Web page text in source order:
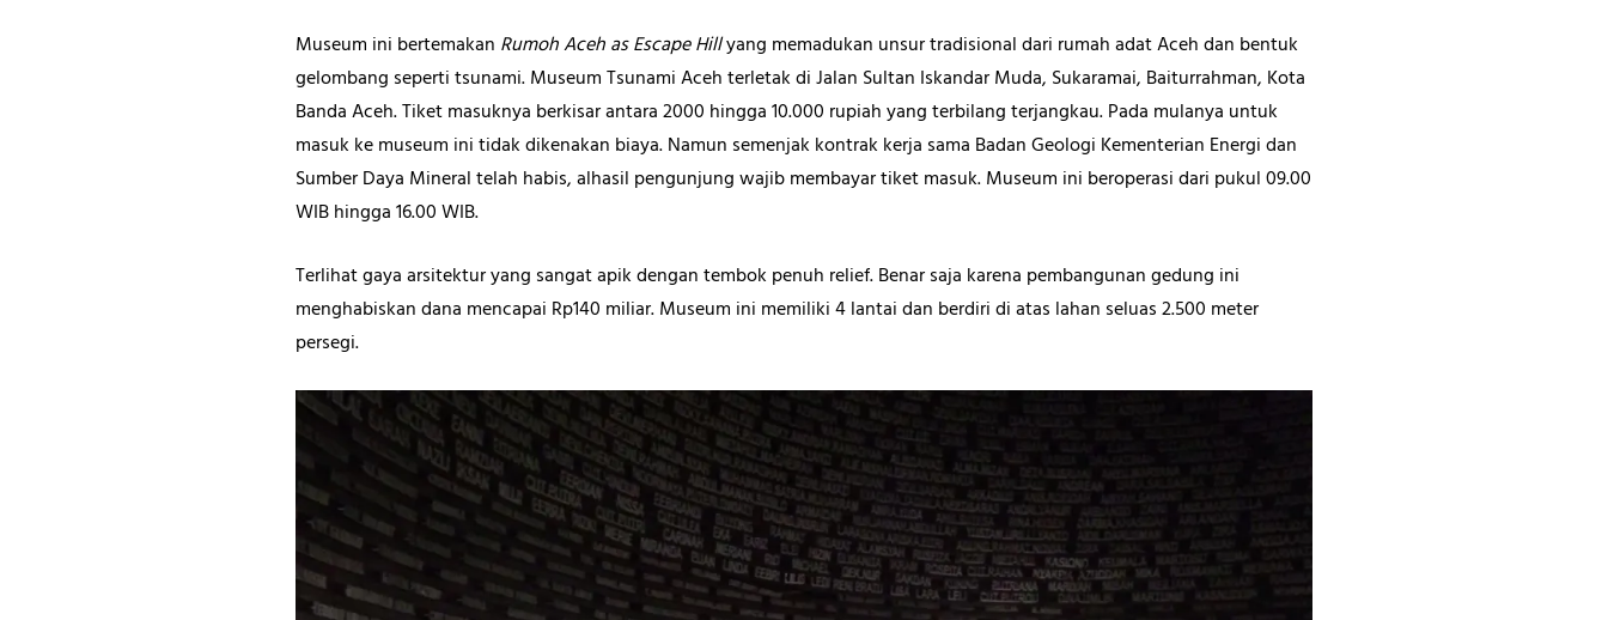
Museum ini bertemakan Rumoh Aceh as Escape Hillyang memadukan unsur tradisional dari rumah adat Aceh dan bentuk
gelombang seperti tsunami. Museum Tsunami Aceh terletak di Jalan Sultan Iskandar Muda, Sukaramai, Baiturrahman, Kota
Banda Aceh. Tiket masuknya berkisar antara 2000 hingga 10.000 rupiah yang terbilang terjangkau. Pada mulanya untuk
masuk ke museum ini tidak dikenakan biaya. Namun semenjak kontrak kerja sama Badan Geologi Kementerian Energi dan
Sumber Daya Mineral telah habis, alhasil pengunjung wajib membayar tiket masuk. Museum ini beroperasi dari pukul 09.00
WIB hingga 16.00 WIB.
Terlihat gaya arsitektur yang sangat apik dengan tembok penuh relief. Benar saja karena pembangunan gedung ini
menghabiskan dana mencapai Rp140 miliar. Museum ini memiliki 4 lantai dan berdiri di atas lahan seluas 2.500 meter
persegi.